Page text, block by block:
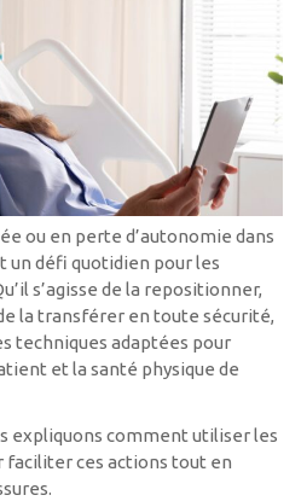
ou en perte d’autonomie dans
un défi quotidien pour les
s’agisse de la repositionner,
la transférer en toute sécurité,
techniques adaptées pour
et la santé physique de
expliquons comment utiliser les
faciliter ces actions tout en